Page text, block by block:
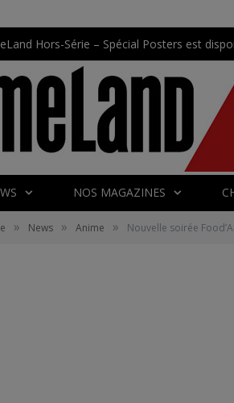
Hors-Série – Spécial Posters est
NOS MAGAZINES
» News » Anime » Nouvelle soirée